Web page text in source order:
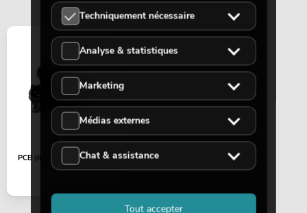
PCB (Input) DDA-3500 ()
Techniquement nécessaire
Analyse & statistiques
Marketing
Médias externes
Chat & assistance
Tout accepter